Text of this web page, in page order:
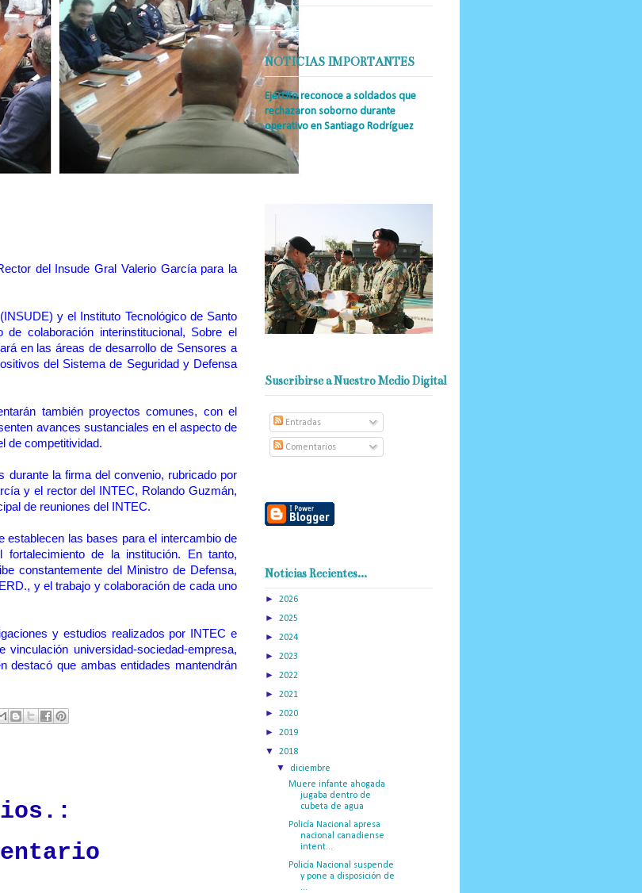
del Insude Gral Valerio García para la
y el Instituto Tecnológico de Santo
colaboración interinstitucional, Sobre el
en las áreas de desarrollo de Sensores a
del Sistema de Seguridad y Defensa
también proyectos comunes, con el
avances sustanciales en el aspecto de
de competitividad.
durante la firma del convenio, rubricado por
y el rector del INTEC, Rolando Guzmán,
de reuniones del INTEC.
establecen las bases para el intercambio de
de la institución. En tanto,
constantemente del Ministro de Defensa,
y el trabajo y colaboración de cada uno
y estudios realizados por INTEC e
universidad-sociedad-empresa,
destacó que ambas entidades mantendrán
NOTICIAS IMPORTANTES
Ejército reconoce a soldados que
rechazaron soborno durante
operativo en Santiago Rodríguez
Prensa Única RD _Los miembros de la
institución impidieron el ingreso
irregular de dinero al país y reafirmaron
Suscribirse a Nuestro Medio Digital
Entradas
Comentarios
Noticias Recientes...
► 2026
► 2025
► 2024
► 2023
► 2022
► 2021
► 2020
► 2019
▼ 2018
▼ diciembre
Muere infante ahogada
jugaba dentro de
cubeta de agua
Policía Nacional apresa
nacional canadiense
intent...
Policía Nacional suspende
y pone a disposición de
...